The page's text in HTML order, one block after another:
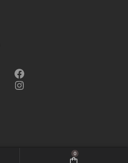
Facebook
Instagram
0